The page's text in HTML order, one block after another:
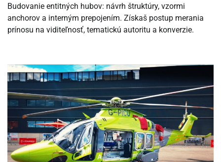
Budovanie entitných hubov: návrh štruktúry, vzormi
anchorov a interným prepojením. Získaš postup merania
prínosu na viditeľnosť, tematickú autoritu a konverzie.